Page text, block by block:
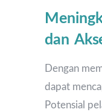
dan
Dengan
dapat
Potensial